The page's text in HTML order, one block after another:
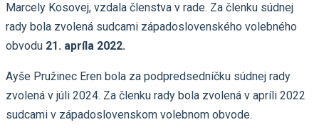
Marcely Kosovej, vzdala členstva v rade. Za členku súdnej
rady bola zvolená sudcami západoslovenského volebného
obvodu 21. apríla 2022.
Ayše Pružinec Eren bola za podpredsedníčku súdnej rady
zvolená v júli 2024. Za členku rady bola zvolená v apríli 2022
sudcami v západoslovenskom volebnom obvode.